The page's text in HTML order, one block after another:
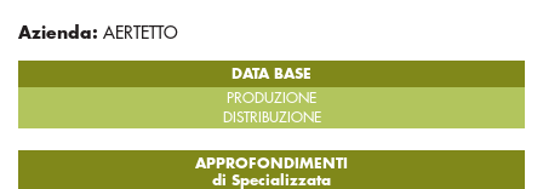
Azienda: AERTETTO
DATA BASE
PRODUZIONE
DISTRIBUZIONE
APPROFONDIMENTI
di Specializzata